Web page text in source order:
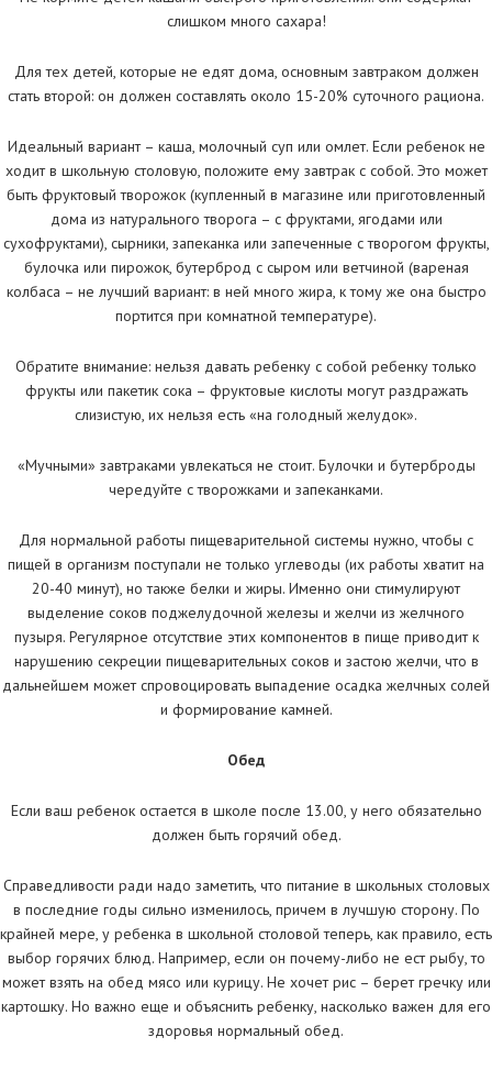
слишком много сахара!
Для тех детей, которые не едят дома, основным завтраком должен
стать второй: он должен составлять около 15-20% суточного рациона.
Идеальный вариант – каша, молочный суп или омлет. Если ребенок не
ходит в школьную столовую, положите ему завтрак с собой. Это может
быть фруктовый творожок (купленный в магазине или приготовленный
дома из натурального творога – с фруктами, ягодами или
сухофруктами), сырники, запеканка или запеченные с творогом фрукты,
булочка или пирожок, бутерброд с сыром или ветчиной (вареная
колбаса – не лучший вариант: в ней много жира, к тому же она быстро
портится при комнатной температуре).
Обратите внимание: нельзя давать ребенку с собой ребенку только
фрукты или пакетик сока – фруктовые кислоты могут раздражать
слизистую, их нельзя есть «на голодный желудок».
«Мучными» завтраками увлекаться не стоит. Булочки и бутерброды
чередуйте с творожками и запеканками.
Для нормальной работы пищеварительной системы нужно, чтобы с
пищей в организм поступали не только углеводы (их работы хватит на
20-40 минут), но также белки и жиры. Именно они стимулируют
выделение соков поджелудочной железы и желчи из желчного
пузыря. Регулярное отсутствие этих компонентов в пище приводит к
нарушению секреции пищеварительных соков и застою желчи, что в
дальнейшем может спровоцировать выпадение осадка желчных солей
и формирование камней.
Обед
Если ваш ребенок остается в школе после 13.00, у него обязательно
должен быть горячий обед.
Справедливости ради надо заметить, что питание в школьных столовых
в последние годы сильно изменилось, причем в лучшую сторону. По
крайней мере, у ребенка в школьной столовой теперь, как правило, есть
выбор горячих блюд. Например, если он почему-либо не ест рыбу, то
может взять на обед мясо или курицу. Не хочет рис – берет гречку или
картошку. Но важно еще и объяснить ребенку, насколько важен для его
здоровья нормальный обед.